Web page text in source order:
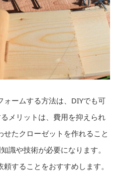
ームする方法は、DIYでも可
メリットは、費用を抑えられ
たクローゼットを作れること
識や技術が必要になります。
することをおすすめします。